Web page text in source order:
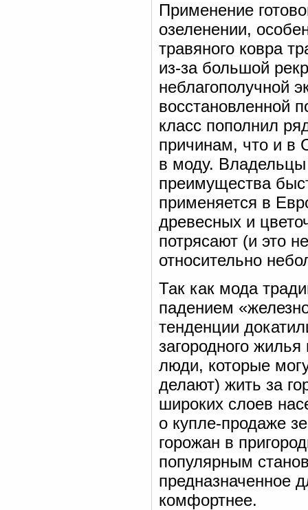
Применение
озеленении,
травяного ковра
из-за большой
неблагополучной
восстановленной
класс пополнил
причинам, что и в
в моду. Владельцы
преимущества
применяется в
древесных и
потрясают (и это
относительно
Так как мода
падением
тенденции
загородного
люди, которые
делают) жить за
широких слоев
о купле-продаже
горожан в
популярным
предназначенное
комфортнее.